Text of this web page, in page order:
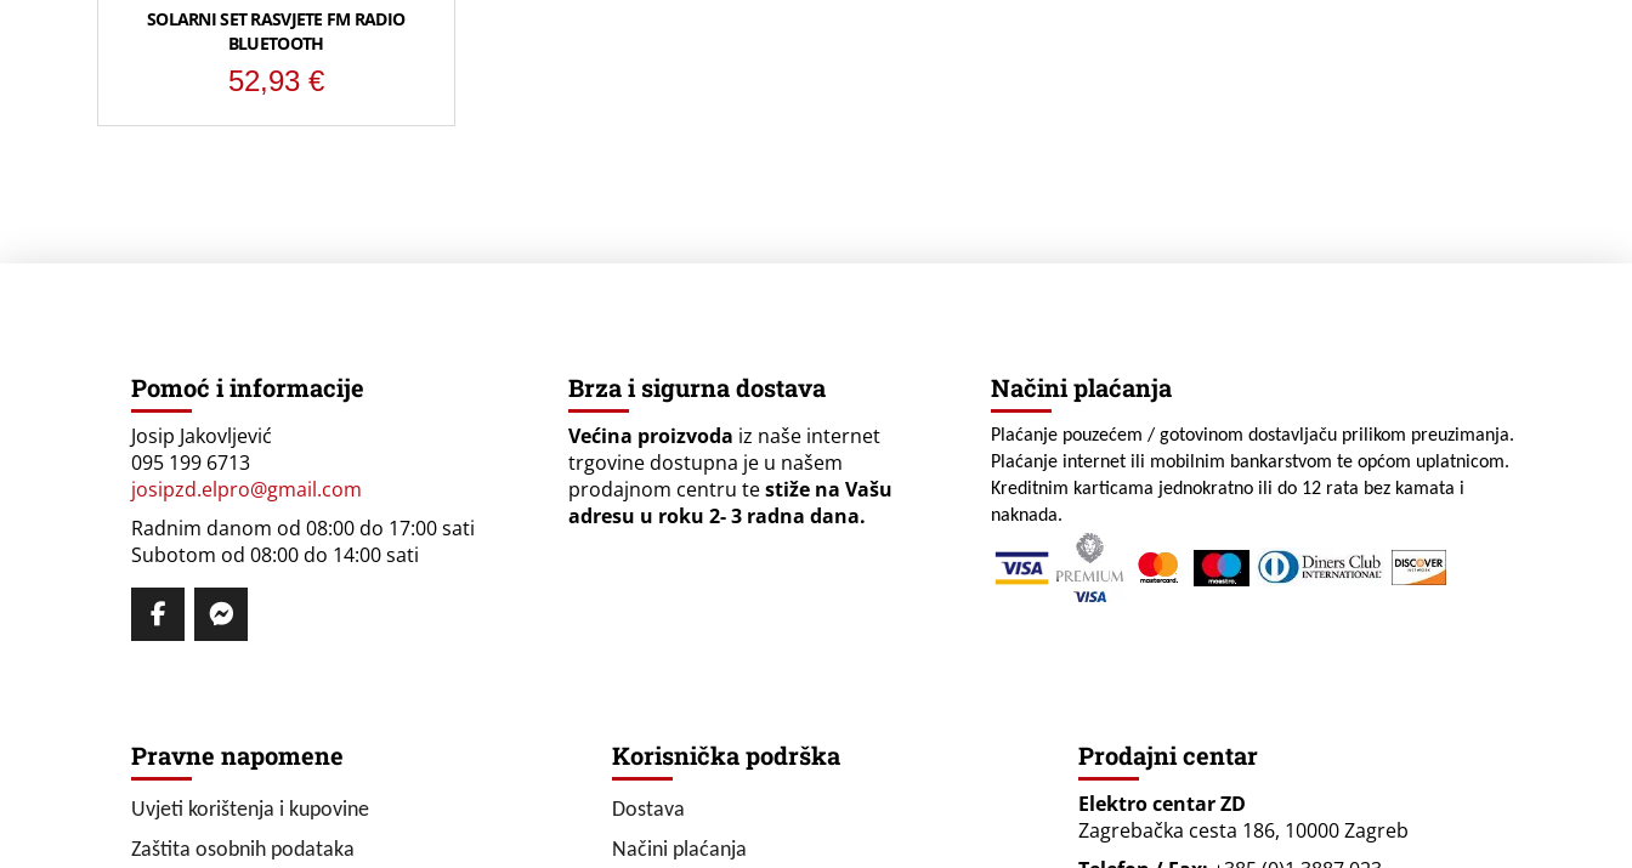
SOLARNI SET RASVJETE FM RADIO
BLUETOOTH
52,93 €
Pomoć i informacije
Josip Jakovljević
095 199 6713
josipzd.elpro@gmail.com
Radnim danom od 08:00 do 17:00 sati
Subotom od 08:00 do 14:00 sati
Brza i sigurna dostava
Većina proizvoda iz naše internet
trgovine dostupna je u našem
prodajnom centru testiže na Vašu
adresu u roku 2- 3 radna dana.
Načini plaćanja
Plaćanje pouzećem / gotovinom dostavljaču prilikom preuzimanja.
Plaćanje internet ili mobilnim bankarstvom te općom uplatnicom.
Kreditnim karticama jednokratno ili do 12 rata bez kamata i
naknada.
Pravne napomene
Uvjeti korištenja i kupovine
Zaštita osobnih podataka
Korisnička podrška
Dostava
Načini plaćanja
Prodajni centar
Elektro centar ZD
Zagrebačka cesta 186, 10000 Zagreb